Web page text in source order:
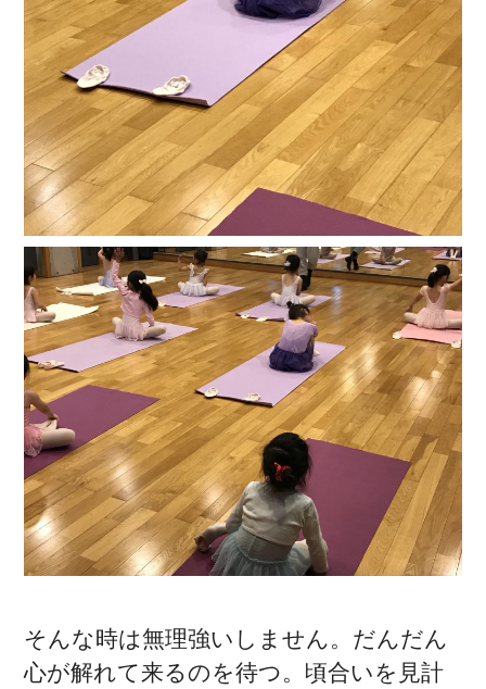
そんな時は無理強いしません。だんだん
心が解れて来るのを待つ。頃合いを見計